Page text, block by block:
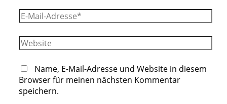
E-
Mail-
Adresse*
Website
Name, E-Mail-Adresse und Website in diesem
Browser für meinen nächsten Kommentar
speichern.